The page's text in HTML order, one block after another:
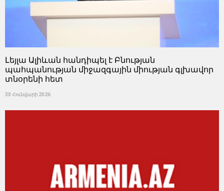
Լեյլա Ալիևան հանդիպել է Բնության
պահպանության միջազգային միության գլխավոր
տնօրենի հետ
30 Հունվարի 2026